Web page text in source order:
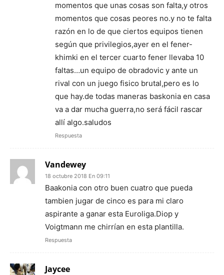
momentos que unas cosas son falta,y otros
momentos que cosas peores no.y no te falta
razón en lo de que ciertos equipos tienen
según que privilegios,ayer en el fener-
khimki en el tercer cuarto fener llevaba 10
faltas…un equipo de obradovic y ante un
rival con un juego fisico brutal,pero es lo
que hay.de todas maneras baskonia en casa
va a dar mucha guerra,no será fácil rascar
allí algo.saludos
Respuesta
Vandewey
18 octubre 2018 En 09:11
Baakonia con otro buen cuatro que pueda
tambien jugar de cinco es para mi claro
aspirante a ganar esta Euroliga.Diop y
Voigtmann me chirrían en esta plantilla.
Respuesta
Jaycee